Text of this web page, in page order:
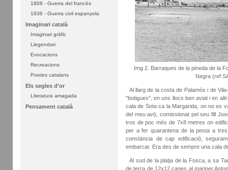
1808 - Guerra del francès
1936 - Guerra civil espanyola
Imaginari català
Imaginari gràfic
Llegendari
Evocacions
Recreacions
Poetes catalans
Els segles d'or
Literatura amagada
Pensament català
Img 2. Barraques de la pineda de la
Negra (ref
Al llarg de la costa de Palamós i de
"botigues", en uns llocs ben aviat i en
cala de Sota ca la Margarida, on no es
del meu avi), comissionat pel seu fill
tros de poc més de 7x8 metres on
per a fer quarantena de la pesta a
constància de cap edificació,
embarcar. Era des de sempre una cala
Al sud de la platja de la Fosca, a sa
de terra de 12x12 canes al mariner